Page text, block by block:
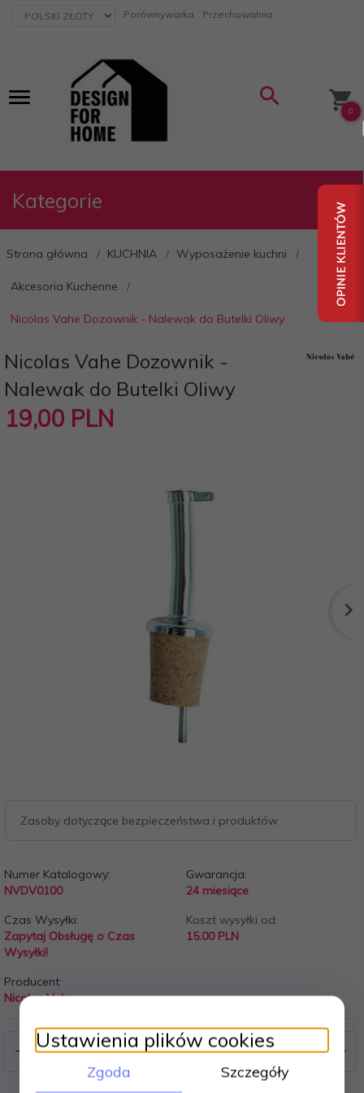
currency_h Porównywarka Przechowalnia
0
Kategorie
Strona główna KUCHNIA Wyposażenie kuchni
Akcesoria Kuchenne
Nicolas Vahe Dozownik - Nalewak do Butelki Oliwy
Nicolas Vahe Dozownik -
Nalewak do Butelki Oliwy
19,00 PLN
Zasoby dotyczące bezpieczeństwa i produktów
Numer Katalogowy:
NVDV0100
Gwarancja:
24 miesiące
Czas Wysyłki:
Zapytaj Obsługę o Czas
Wysyłki!
Koszt wysyłki od:
15.00 PLN
Producent:
Nicolas Vahe
Ustawienia plików cookies
Zgoda Szczegóły